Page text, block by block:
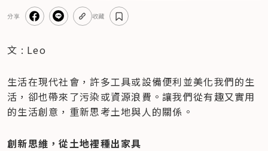
分享 收藏
文 : Leo
生活在現代社會，許多工具或設備便利並美化我們的生
活，卻也帶來了污染或資源浪費。讓我們從有趣又實用
的生活創意，重新思考土地與人的關係。
創新思維，從土地裡種出家具